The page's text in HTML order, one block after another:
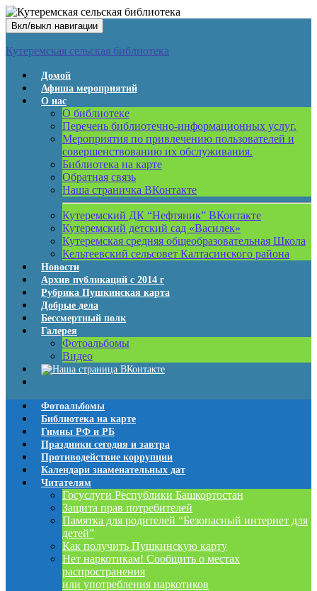
Вкл/выкл навигации
Кутеремская сельская библиотека
Домой
Афиша мероприятий
О нас
О библиотеке
Перечень библиотечно-информационных услуг.
Мероприятия по привлечению пользователей и
совершенствованию их обслуживания.
Библиотека на карте
Обратная связь
Наша страничка ВКонтакте
Кутеремский ДК “Нефтяник” ВКонтакте
Кутеремский детский сад «Василек»
Кутеремская средняя общеобразовательная Школа
Кельтеевский сельсовет Калтасинского района
Новости
Архив публикаций с 2014 г
Рубрика Пушкинская карта
Добрые дела
Бессмертный полк
Галерея
Фотоальбомы
Видео
Фотоальбомы
Библиотека на карте
Гимны РФ и РБ
Праздники сегодня и завтра
Противодействие коррупции
Календари знаменательных дат
Читателям
Госуслуги Республики Башкортостан
Защита прав потребителей
Памятка для родителей “Безопасный интернет для
детей”
Как получить Пушкинскую карту
Нет наркотикам! Сообщить о местах
распространения
или употребления наркотиков